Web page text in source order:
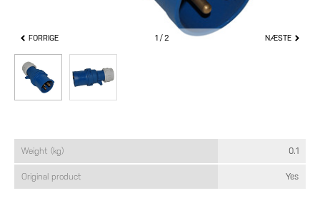
FORRIGE NÆSTE
1 2
Weight (kg) 0.1
Original product Yes